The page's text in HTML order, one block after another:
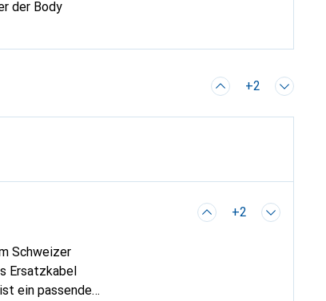
+2
+2
Schweizer
Ersatzkabel
ein passender